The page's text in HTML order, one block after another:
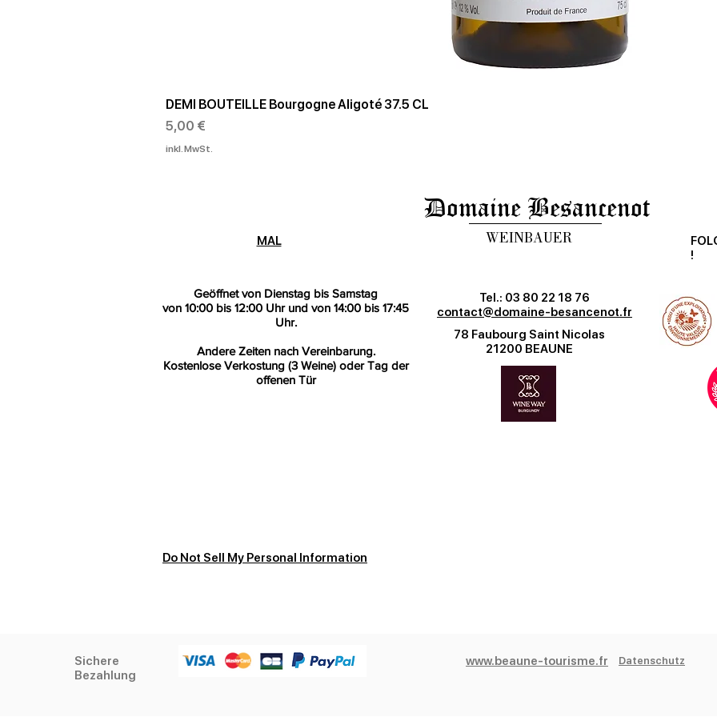
DEMI BOUTEILLE Bourgogne Aligoté 37.5 CL
Preis
5,00 €
inkl. MwSt.
MAL
Domaine Besancenot
WEINBAUER
!
Geöffnet von Dienstag bis Samstag
von 10:00 bis 12:00 Uhr und von 14:00 bis 17:45
Uhr.
Andere Zeiten nach Vereinbarung.
Kostenlose Verkostung (3 Weine) oder Tag der
offenen Tür
Tel.: 03 80 22 18 76
contact@domaine-besancenot.fr
78 Faubourg Saint Nicolas
21200 BEAUNE
Do Not Sell My Personal Information
Sichere
Bezahlung
www.beaune-tourisme.fr Datenschutz